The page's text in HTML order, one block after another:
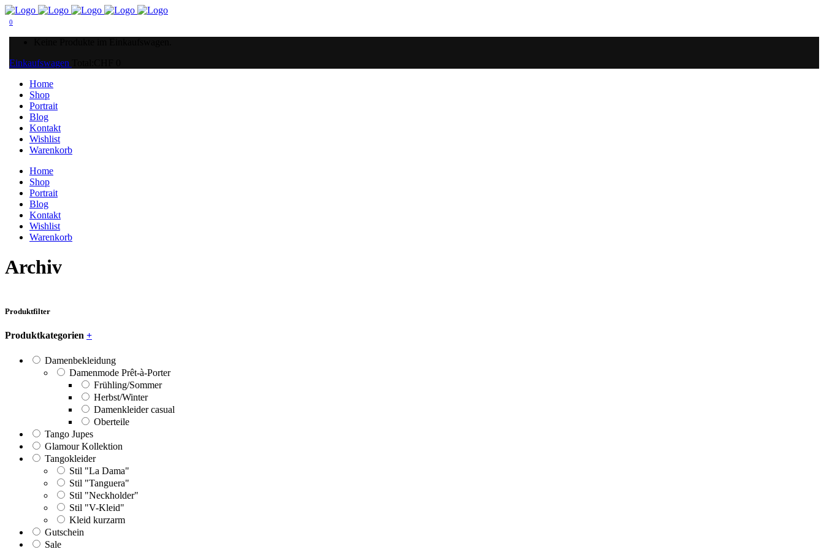
0
Einkaufswagen
Home
Shop
Portrait
Blog
Kontakt
Wishlist
Warenkorb
Home
Shop
Portrait
Blog
Kontakt
Wishlist
Warenkorb
Archiv
Produktfilter
Produktkategorien +
Damenbekleidung
Damenmode Prêt-à-Porter
Frühling/Sommer
Herbst/Winter
Damenkleider casual
Oberteile
Tango Jupes
Glamour Kollektion
Tangokleider
Stil "La Dama"
Stil "Tanguera"
Stil "Neckholder"
Stil "V-Kleid"
Kleid kurzarm
Gutschein
Sale